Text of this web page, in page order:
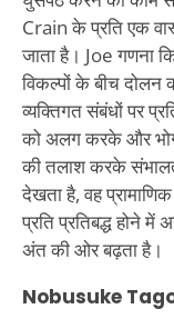
Crain के प्रति एक
जाता है। Joe गणना
विकल्पों के बीच दोलन
व्यक्तिगत संबंधों पर
को अलग करके और
की तलाश करके
देखता है, वह
प्रति प्रतिबद्ध होने
अंत की ओर बढ़ता है।
Nobusuke